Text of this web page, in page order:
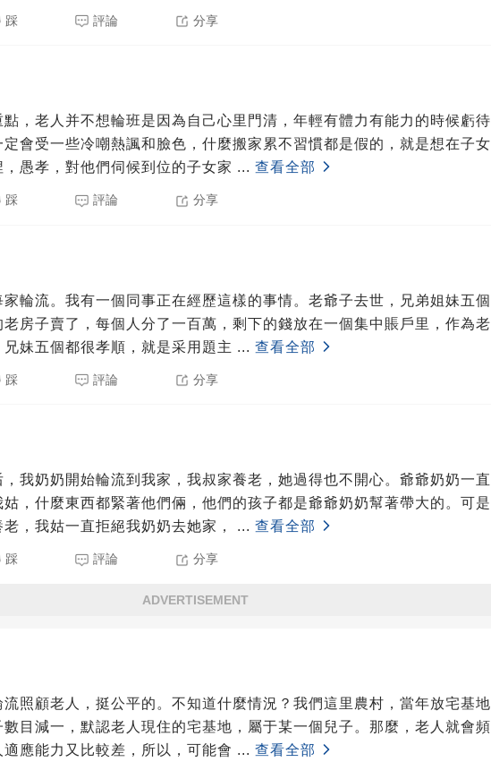
踩 評論 分享
，老人并不想輪班是因為自己心里門清，年輕有體力有能力的時候虧待
定會受一些冷嘲熱諷和臉色，什麼搬家累不習慣都是假的，就是想在子女
愚孝，對他們伺候到位的子女家 ... 查看全部
踩 評論 分享
家輪流。我有一個同事正在經歷這樣的事情。老爺子去世，兄弟姐妹五個
房子賣了，每個人分了一百萬，剩下的錢放在一個集中賬戶里，作為老
妹五個都很孝順，就是采用題主 ... 查看全部
踩 評論 分享
我奶奶開始輪流到我家，我叔家養老，她過得也不開心。爺爺奶奶一直
，什麼東西都緊著他們倆，他們的孩子都是爺爺奶奶幫著帶大的。可是
，我姑一直拒絕我奶奶去她家， ... 查看全部
踩 評論 分享
ADVERTISEMENT
流照顧老人，挺公平的。不知道什麼情況？我們這里農村，當年放宅基地
數目減一，默認老人現住的宅基地，屬于某一個兒子。那麼，老人就會頻
應能力又比較差，所以，可能會 ... 查看全部